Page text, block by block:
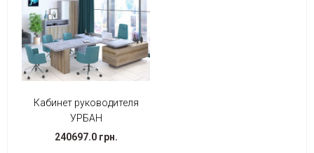
Кабинет руководителя
УРБАН
240697.0 грн.